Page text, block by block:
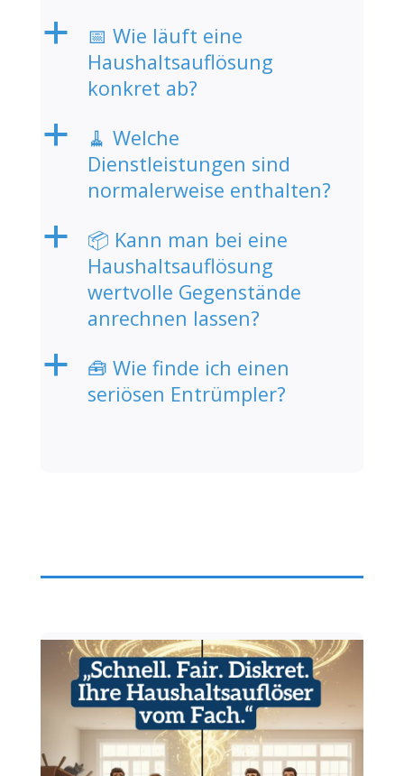
a
📅 Wie läuft eine
Haushaltsauflösung
konkret ab?
a
🧹 Welche
Dienstleistungen sind
normalerweise enthalten?
a
📦 Kann man bei eine
Haushaltsauflösung
wertvolle Gegenstände
anrechnen lassen?
a
🧰 Wie finde ich einen
seriösen Entrümpler?